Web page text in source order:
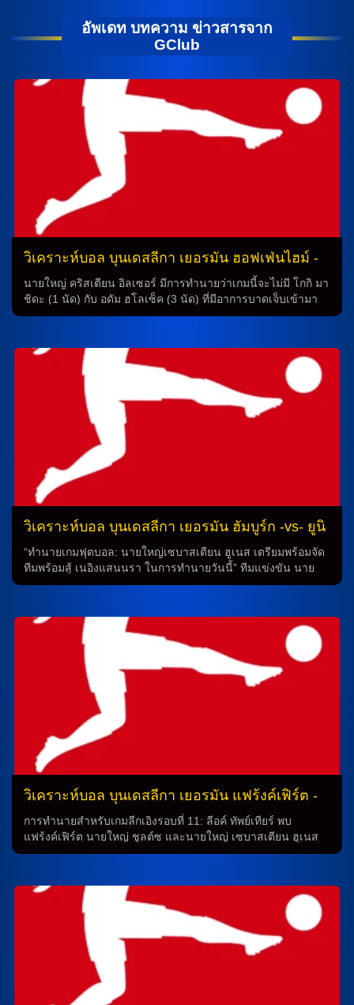
อัพเดท บทความ ข่าวสารจาก
GClub
วิเคราะห์บอล บุนเดสลีกา เยอรมัน ฮอฟเฟ่นไฮม์ -
vs- ไฟรบวร์ก
นายใหญ่ คริสเตียน อิลเซอร์ มีการทำนายว่าเกมนี้จะไม่มี โกกิ มา
ชิดะ (1 นัด) กับ อดัม ฮโลเซ็ค (3 นัด) ที่มีอาการบาดเจ็บเข้ามา
เพิ่มเข้าเล่น 4-4-2 โดยส่ง โรบิน ฮราเน็ค ลงไปคู่กับ อัลเบี้ยน ฮัจ
เกอร์ เป็นที่รู้จักในการสร้างสรรค์เกมวันนี้ โดยมี อังเดร คามาริช
คอยสนับสนุนคู่หน้าอย่าง ทิม เลมเพอร์เล่ กับ ฟิสนิค อัสลานี่ ล่า
ตาข่าย ในขณะเดียวกัน, นายใหญ่ สเตฟเฟน เบาม์การ์ ทำการ
ทำนายว่าเกมนี้ยังไม่มี ทิม สคาร์เก้อ (12 นัด/1 ประตู) ที่มีอาการ
บาดเจ็บรบกวนจากเกมล่าสุดและ เดอริค โคห์น (17 นัด) ที่ติด
โทษแบนส่วนรายอื่นๆ จะลงสนามมาในแผน […]
วิเคราะห์บอล บุนเดสลีกา เยอรมัน ฮัมบูร์ก -vs- ยูนิ
โอน เบอร์ลิน
“ทำนายเกมฟุตบอล: นายใหญ่เซบาสเตียน ฮูเนส เตรียมพร้อมจัด
ทีมพร้อมสู้ เนอิงแสนนรา ในการทำนายวันนี้” ทีมแข่งขัน นาย
ใหญ่เซบาสเตียน ฮูเนส จะต้องเผชิญกับการขาดการเล่นของ จัส
นัด) ที่บาดเจ็บจากเกมล่าสุด แต่ไม่น่ามีผลกับการจัดทีมมาในแผน
4-3-3 แนวรับวาง ฟินน์ เยลท์ช กับ เจฟฟ์ ชาบ็อต คุมแผงหลัง
และ อังเจโล่ สติลเลอร์ นำทัพปั้นเกมสนับสนุนสามแนวรุกที่นำ
โดย เดนิซ อุนดาฟ และขนาบข้างซ้ายขวาด้วย เจมี่ เลเวลิ่ง กับ
คริส ฟูห์ริค ล่าตาข่ายร่วมกัน ในฝั่งอีกด้าน นายใหญ่ ติโม ชูลต์ซ
จะต้องเผชิญกับการขาดการเล่นของ ทีโม ฮูเบอร์ส (8 นัด) […]
วิเคราะห์บอล บุนเดสลีกา เยอรมัน แฟร้งค์เฟิร์ต -
vs- กลัดบัค
การทำนายสำหรับเกมลีกเอิงรอบที่ 11: ลีอค์ ทัพย์เทียร์ พบ
แฟร้งค์เฟิร์ต นายใหญ่ ชูลต์ซ และนายใหญ่ เซบาสเตียน ฮูเนส
ในการแข่งขันลีกเอิงรอบที่ 11 ที่กำลังจะมาถึง ทีมลีอค์ ทัพย์เทียร์
ทีมมีสถานการณ์นักเตะบาดเจ็บบางส่วนที่อาจส่งผลต่อการจัดวาง
ทีมในเกมนี้ ทีมลีอค์ ทัพย์เทียร์ ในเกมนี้ ทีมลีอค์ ทัพย์เทียร์ จะต้อง
เสียการใช้งานนักเตะสำคัญอย่าง จัสติน ดีห์ล (9 นัด), ลาซาร์ โย
วาโนวิช (6 นัด) และ ด็อง ซากาดู (2 นัด) ที่บาดเจ็บจากเกม
ล่าสุด อย่างไรก็ตาม นายใหญ่ เซบาสเตียน ฮูเนส ได้กล่าวว่า
สถานการณ์นี้ไม่น่ามีผลต่อการจัดวางทีมของเขาในระบบ 4-3-3
ของพวกเขา นักเตะระดับสูงอย่าง ฟินน์ เยลท์ช และ เจฟฟ์ ชา
บ็อต จะคอยควบคุมแผงหลังแดนกลางของทีม ในขณะที่ อังเจโล่